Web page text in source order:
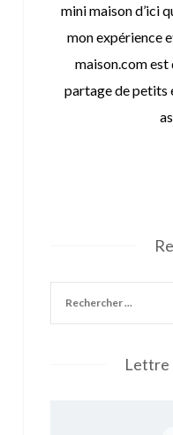
mini maison d’ici
mon expérience
maison.com est
partage de petits
Lettre